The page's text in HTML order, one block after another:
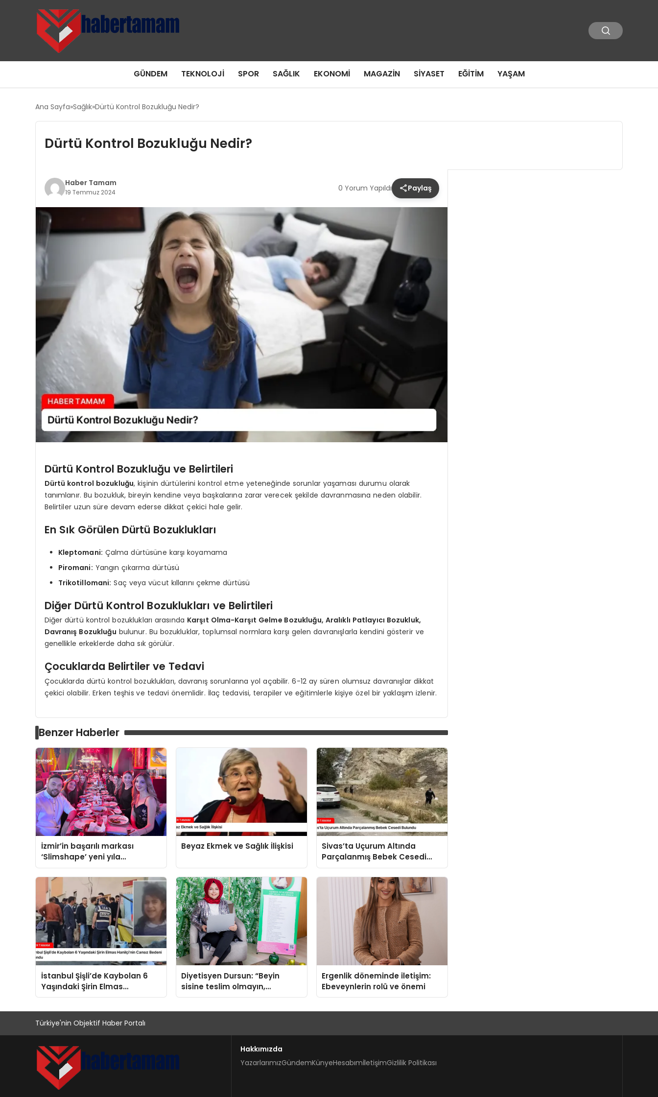
GÜNDEM TEKNOLOJI SPOR SAĞLIK EKONOMI MAGAZIN SIYASET EĞITIM YAŞAM
Ana Sayfa Sağlık Dürtü Kontrol Bozukluğu Nedir?
Dürtü Kontrol Bozukluğu Nedir?
Haber Tamam
19 Temmuz 2024 0 Yorum Yapıldı Paylaş
Dürtü Kontrol Bozukluğu ve Belirtileri
Dürtü kontrol bozukluğu, kişinin dürtülerini kontrol etme yeteneğinde sorunlar yaşaması durumu olarak
tanımlanır. Bu bozukluk, bireyin kendine veya başkalarına zarar verecek şekilde davranmasına neden olabilir.
Belirtiler uzun süre devam ederse dikkat çekici hale gelir.
En Sık Görülen Dürtü Bozuklukları
Kleptomani: Çalma dürtüsüne karşı koyamama
Piromani: Yangın çıkarma dürtüsü
Trikotillomani: Saç veya vücut kıllarını çekme dürtüsü
Diğer Dürtü Kontrol Bozuklukları ve Belirtileri
Diğer dürtü kontrol bozuklukları arasında Karşıt Olma-Karşıt Gelme Bozukluğu, Aralıklı Patlayıcı Bozukluk,
Davranış Bozukluğu bulunur. Bu bozukluklar, toplumsal normlara karşı gelen davranışlarla kendini gösterir ve
genellikle erkeklerde daha sık görülür.
Çocuklarda Belirtiler ve Tedavi
Çocuklarda dürtü kontrol bozuklukları, davranış sorunlarına yol açabilir. 6-12 ay süren olumsuz davranışlar dikkat
çekici olabilir. Erken teşhis ve tedavi önemlidir. İlaç tedavisi, terapiler ve eğitimlerle kişiye özel bir yaklaşım izlenir.
Benzer Haberler
İzmir’in başarılı markası
‘Slimshape’ yeni yıla
müjdelerle girdi!
Beyaz Ekmek ve Sağlık İlişkisi
Sivas’ta Uçurum Altında
Parçalanmış Bebek Cesedi
Bulundu
İstanbul Şişli’de Kaybolan 6
Yaşındaki Şirin Elmas
Hanilçi’nin Cansız Bedeni
Diyetisyen Dursun: “Beyin
sisine teslim olmayın,
beslenme ve yaşam tarzınızı
Ergenlik döneminde iletişim:
Ebeveynlerin rolü ve önemi
Türkiye'nin Objektif Haber Portalı
Hakkımızda
YazarlarımızGündemKünyeHesabımİletişimGizlilik Politikası